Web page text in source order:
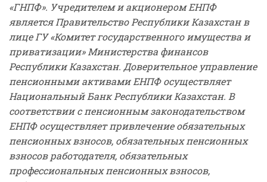
«ГНПФ». Учредителем и акционером ЕНПФ
является Правительство Республики Казахстан в
лице ГУ «Комитет государственного имущества и
приватизации» Министерства финансов
Республики Казахстан. Доверительное управление
пенсионными активами ЕНПФ осуществляет
Национальный Банк Республики Казахстан. В
соответствии с пенсионным законодательством
ЕНПФосуществляет привлечение обязательных
пенсионных взносов, обязательных пенсионных
взносов работодателя, обязательных
профессиональных пенсионных взносов,